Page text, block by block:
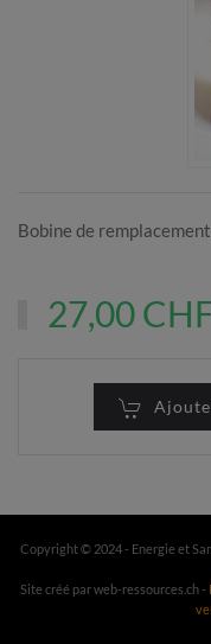
Bobine de
27,00
Copyright © 2024 - Energie et
Site créé par web-ressources.ch -